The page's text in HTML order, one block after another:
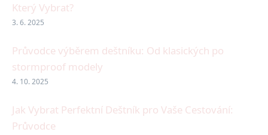
Který Vybrat?
3. 6. 2025
Průvodce výběrem deštníku: Od klasických po
stormproof modely
4. 10. 2025
Jak Vybrat Perfektní Deštník pro Vaše Cestování:
Průvodce